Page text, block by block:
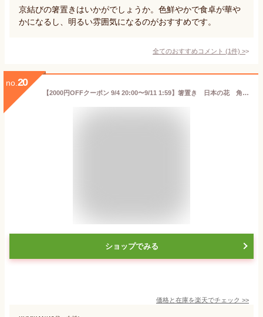
京結びの箸置きはいかがでしょうか。色鮮やかで食卓が華や
かになるし、明るい雰囲気になるのがおすすめです。
全てのおすすめコメント (1件) >
no. 20
【2000円OFFクーポン 9/4 20:00〜9/11 1:59】箸置き 日本の花 角型はしおき カトラリーレスト 食卓小物 和柄 和風 和食 植物 花 牡丹 桜 錦 松竹梅 かわいい おしゃれ モダン 来客用【メール便対象】
ショップでみる
価格と在庫を楽天でチェック >>